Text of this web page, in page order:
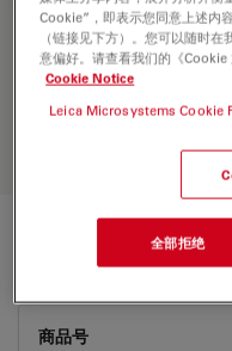
商品号
Cookie”，即表示您同意上述内
（链接见下方）。您可以随时
意偏好。请查看我们的《
Cookie Notice
Leica Microsystems Cookie
全部拒绝